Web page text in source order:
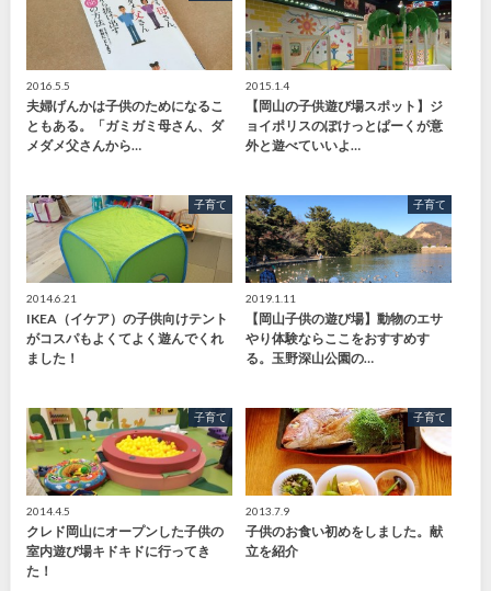
2016.5.5
夫婦げんかは子供のためになるこ
ともある。「ガミガミ母さん、ダ
メダメ父さんから…
2015.1.4
【岡山の子供遊び場スポット】ジ
ョイポリスのぽけっとぱーくが意
外と遊べていいよ…
子育て
2014.6.21
IKEA（イケア）の子供向けテント
がコスパもよくてよく遊んでくれ
ました！
子育て
2019.1.11
【岡山子供の遊び場】動物のエサ
やり体験ならここをおすすめす
る。玉野深山公園の…
子育て
2014.4.5
クレド岡山にオープンした子供の
室内遊び場キドキドに行ってき
た！
子育て
2013.7.9
子供のお食い初めをしました。献
立を紹介